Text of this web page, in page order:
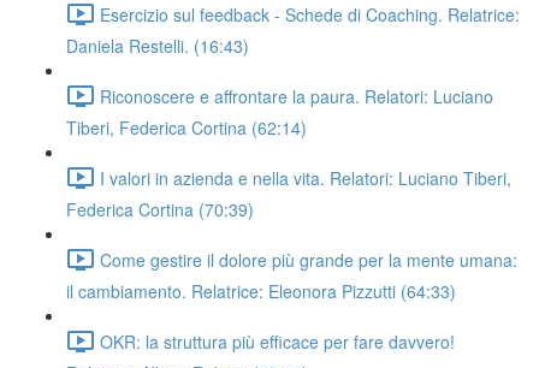
Esercizio sul feedback - Schede di Coaching. Relatrice:
Daniela Restelli. (16:43)
Riconoscere e affrontare la paura. Relatori: Luciano
Tiberi, Federica Cortina (62:14)
I valori in azienda e nella vita. Relatori: Luciano Tiberi,
Federica Cortina (70:39)
Come gestire il dolore più grande per la mente umana:
il cambiamento. Relatrice: Eleonora Pizzutti (64:33)
OKR: la struttura più efficace per fare davvero!